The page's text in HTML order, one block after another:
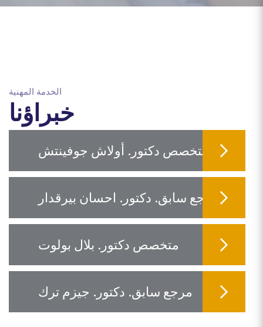
الخدمة المهنية
خبراؤنا
متخصص دكتور. أولاش جوفينتش
مرجع سابق. دكتور. احسان بيرقدار
متخصص دكتور. بلال بولوت
مرجع سابق. دكتور. جيزم ترك